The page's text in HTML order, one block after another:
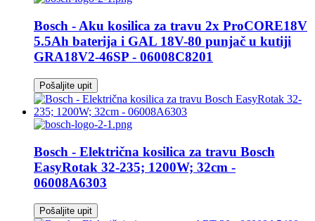
Bosch - Aku kosilica za travu 2x ProCORE18V
5.5Ah baterija i GAL 18V-80 punjač u kutiji
GRA18V2-46SP - 06008C8201
Pošaljite upit
Bosch - Električna kosilica za travu Bosch
EasyRotak 32-235; 1200W; 32cm -
06008A6303
Pošaljite upit